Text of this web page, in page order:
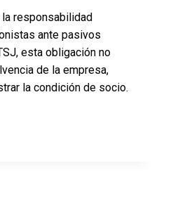
responsabilidad
ante pasivos
esta obligación no
de la empresa,
la condición de socio.